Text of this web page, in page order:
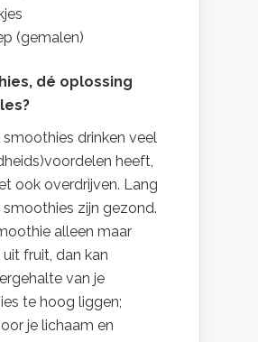
(gemalen)
dé oplossing
drinken veel
heeft,
ook overdrijven. Lang
smoothies zijn gezond.
alleen maar
fruit, dan kan
van je
te hoog liggen;
je lichaam en